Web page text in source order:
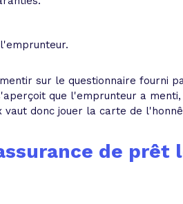
sur le questionnaire fourni
que l'emprunteur a
donc jouer la carte de
de prêt